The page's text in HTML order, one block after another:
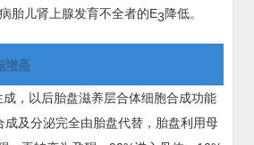
胎儿肾上腺发育不全者的E3降低。
增高
，以后胎盘滋养层合体细胞合成功能
及分泌完全由胎盘代替，胎盘利用母